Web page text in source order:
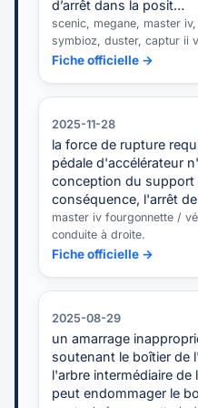
d’arrêt dans la posit…
scenic, megane, master
symbioz, duster, captur ii
Fiche officielle →
2025-11-28
la force de rupture
pédale d'accélérateur
conception du support
conséquence, l'arrêt
master iv fourgonnette /
conduite à droite.
Fiche officielle →
2025-08-29
un amarrage
soutenant le boîtier de
l'arbre intermédiaire
peut endommager le